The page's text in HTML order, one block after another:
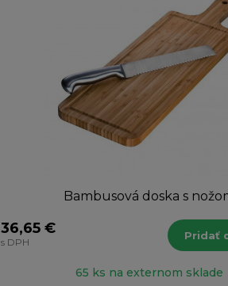
Bambusová doska s
36,65 €
s DPH
Pridať
65 ks na externom sklade